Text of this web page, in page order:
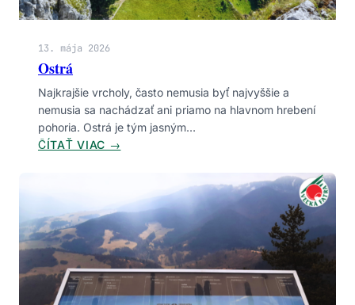
13. mája 2026
Ostrá
Najkrajšie vrcholy, často nemusia byť najvyššie a
nemusia sa nachádzať ani priamo na hlavnom hrebení
pohoria. Ostrá je tým jasným…
ČÍTAŤ VIAC →
R
Á